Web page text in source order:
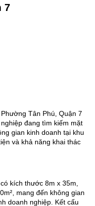
7
Tân Phú, Quận 7
đang tìm kiếm mặt
gian kinh doanh tại khu
và khả năng khai thác
kích thước 8m x 35m,
mang đến không gian
doanh nghiệp. Kết cấu